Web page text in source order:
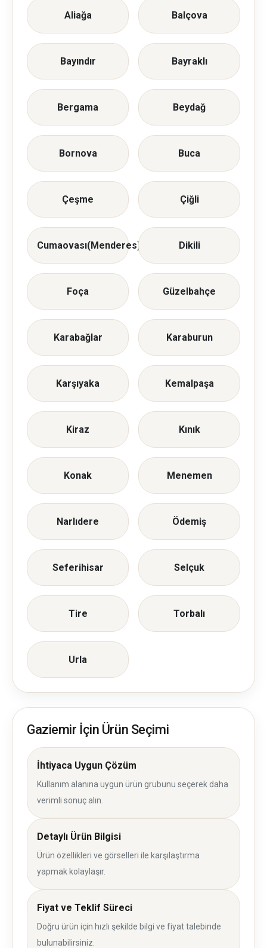
Aliağa Balçova
Bayındır Bayraklı
Bergama Beydağ
Bornova Buca
Çeşme Çiğli
Cumaovası(Menderes) Dikili
Foça Güzelbahçe
Karabağlar Karaburun
Karşıyaka Kemalpaşa
Kiraz Kınık
Konak Menemen
Narlıdere Ödemiş
Seferihisar Selçuk
Tire Torbalı
Urla
Gaziemir İçin Ürün Seçimi
İhtiyaca Uygun Çözüm
Kullanım alanına uygun ürün grubunu seçerek daha
verimli sonuç alın.
Detaylı Ürün Bilgisi
Ürün özellikleri ve görselleri ile karşılaştırma
yapmak kolaylaşır.
Fiyat ve Teklif Süreci
Doğru ürün için hızlı şekilde bilgi ve fiyat talebinde
bulunabilirsiniz.